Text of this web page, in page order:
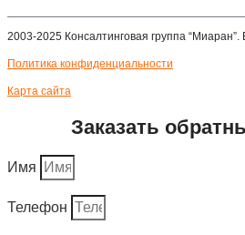
2003-2025 Консалтинговая группа
Политика конфиденциальности
Карта сайта
Заказать
Имя
Телефон